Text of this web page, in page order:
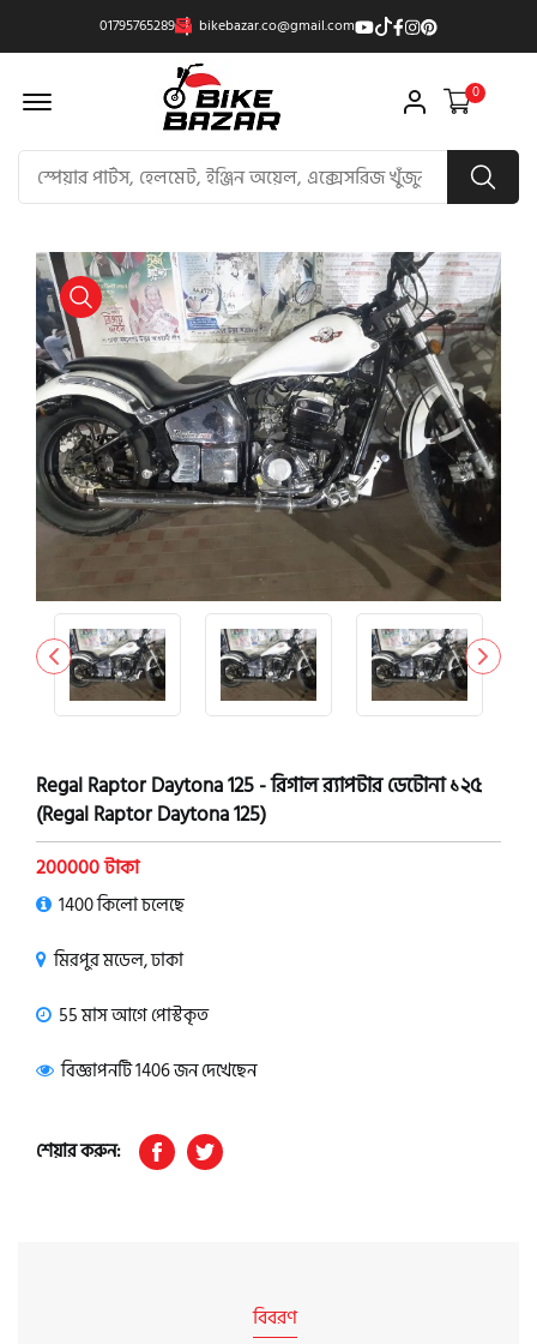
01795765289 bikebazar.co@gmail.com
Offcanvas Menu Open 0
product view
Regal Raptor Daytona 125 - রিগাল র‍্যাপটার ডেটোনা ১২৫
(Regal Raptor Daytona 125)
200000 টাকা
1400 কিলো চলেছে
মিরপুর মডেল, ঢাকা
55 মাস আগে পোস্টকৃত
বিজ্ঞাপনটি 1406 জন দেখেছেন
শেয়ার করুন:
বিবরণ